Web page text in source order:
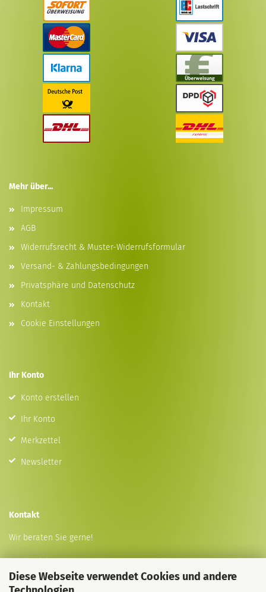
Diese Webseite verwendet Cookies und andere
Mehr über...
Impressum
AGB
Widerrufsrecht & Muster-Widerrufsformular
Versand- & Zahlungsbedingungen
Privatsphäre und Datenschutz
Kontakt
Cookie Einstellungen
Ihr Konto
Konto erstellen
Ihr Konto
Merkzettel
Newsletter
Kontakt
Wir beraten Sie gerne!
E-Mailinfo@animal-lovers.shop